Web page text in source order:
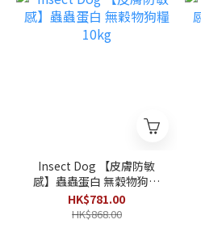
Insect Dog 【皮膚防敏
感】蟲蟲蛋白 無穀物狗糧
10kg
HK$781.00
HK$868.00